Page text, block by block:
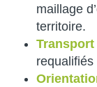
maillage
territoire.
Transport